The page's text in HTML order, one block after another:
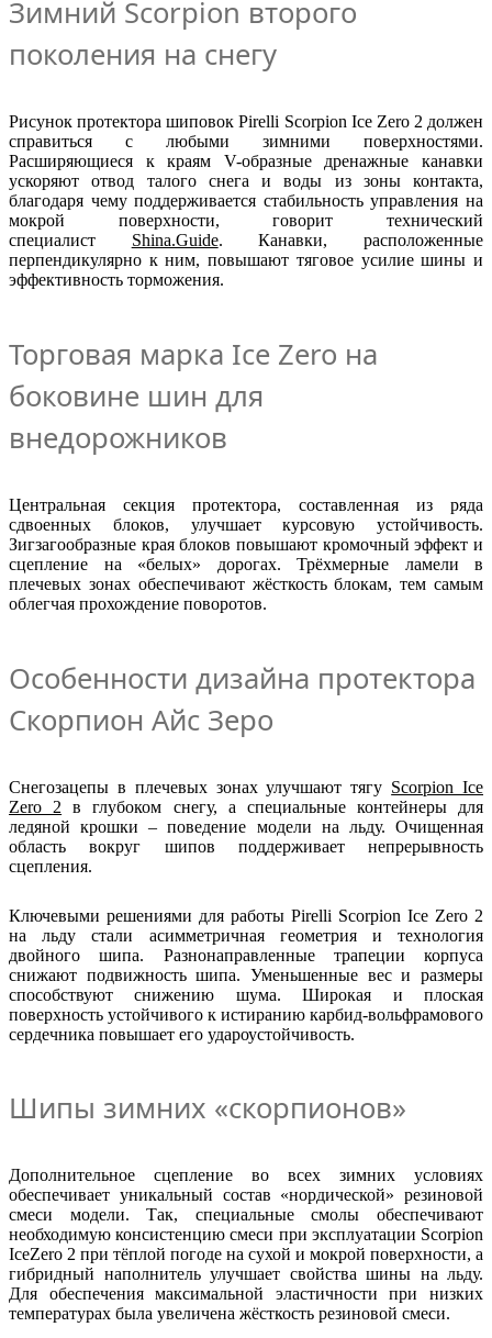
Зимний Scorpion второго
поколения на снегу
Рисунок протектора шиповок Pirelli Scorpion Ice Zero 2 должен
справиться с любыми зимними поверхностями.
Расширяющиеся к краям V-образные дренажные канавки
ускоряют отвод талого снега и воды из зоны контакта,
благодаря чему поддерживается стабильность управления на
мокрой поверхности, говорит технический
специалист Shina.Guide. Канавки, расположенные
перпендикулярно к ним, повышают тяговое усилие шины и
эффективность торможения.
Торговая марка Ice Zero на
боковине шин для
внедорожников
Центральная секция протектора, составленная из ряда
сдвоенных блоков, улучшает курсовую устойчивость.
Зигзагообразные края блоков повышают кромочный эффект и
сцепление на «белых» дорогах. Трёхмерные ламели в
плечевых зонах обеспечивают жёсткость блокам, тем самым
облегчая прохождение поворотов.
Особенности дизайна протектора
Скорпион Айс Зеро
Снегозацепы в плечевых зонах улучшают тягу Scorpion Ice
Zero 2 в глубоком снегу, а специальные контейнеры для
ледяной крошки – поведение модели на льду. Очищенная
область вокруг шипов поддерживает непрерывность
сцепления.
Ключевыми решениями для работы Pirelli Scorpion Ice Zero 2
на льду стали асимметричная геометрия и технология
двойного шипа. Разнонаправленные трапеции корпуса
снижают подвижность шипа. Уменьшенные вес и размеры
способствуют снижению шума. Широкая и плоская
поверхность устойчивого к истиранию карбид-вольфрамового
сердечника повышает его удароустойчивость.
Шипы зимних «скорпионов»
Дополнительное сцепление во всех зимних условиях
обеспечивает уникальный состав «нордической» резиновой
смеси модели. Так, специальные смолы обеспечивают
необходимую консистенцию смеси при эксплуатации Scorpion
IceZero 2 при тёплой погоде на сухой и мокрой поверхности, а
гибридный наполнитель улучшает свойства шины на льду.
Для обеспечения максимальной эластичности при низких
температурах была увеличена жёсткость резиновой смеси.